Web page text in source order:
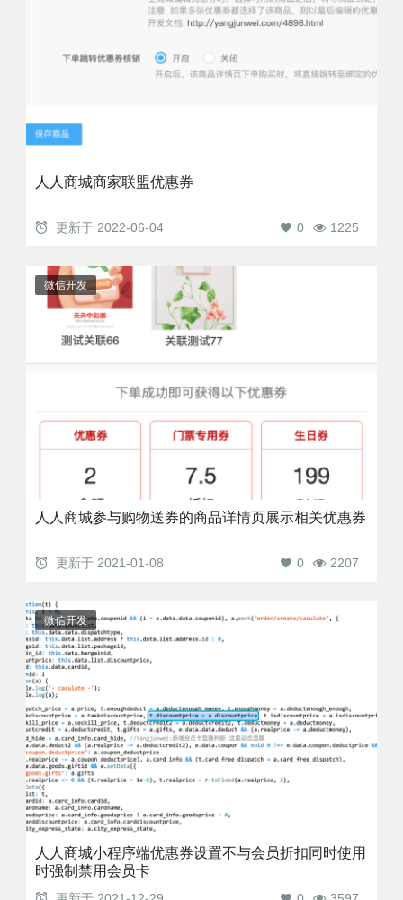
人人商城商家联盟优惠券
更新于 2022-06-04 1225
0
微信开发
人人商城参与购物送券的商品详情页展示相关优惠券
更新于 2021-01-08 2207
0
微信开发
人人商城小程序端优惠券设置不与会员折扣同时使用
时强制禁用会员卡